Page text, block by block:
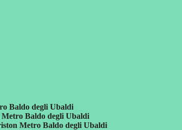
Baldo degli Ubaldi
Baldo degli Ubaldi
Metro Baldo degli Ubaldi